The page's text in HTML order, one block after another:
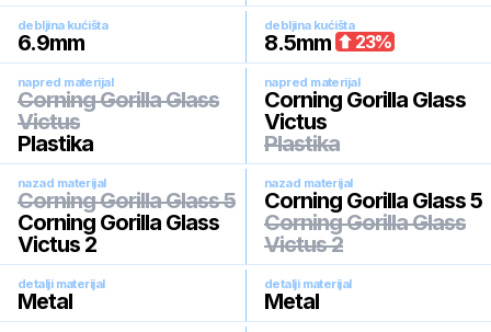
debljina kućišta
6.9mm
debljina kućišta
8.5mm 23%
napred materijal
Corning Gorilla Glass
Victus
Plastika
napred materijal
Corning Gorilla Glass
Victus
Plastika
nazad materijal
Corning Gorilla Glass 5
Corning Gorilla Glass
Victus 2
nazad materijal
Corning Gorilla Glass 5
Corning Gorilla Glass
Victus 2
detalji materijal
Metal
detalji materijal
Metal